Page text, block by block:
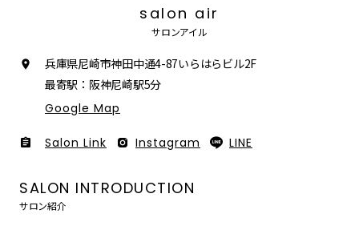
salon air
サロンアイル
兵庫県尼崎市神田中通4-87いらはらビル2F
最寄駅：阪神尼崎駅5分
Google Map
Salon Link Instagram LINE
SALON INTRODUCTION
サロン紹介